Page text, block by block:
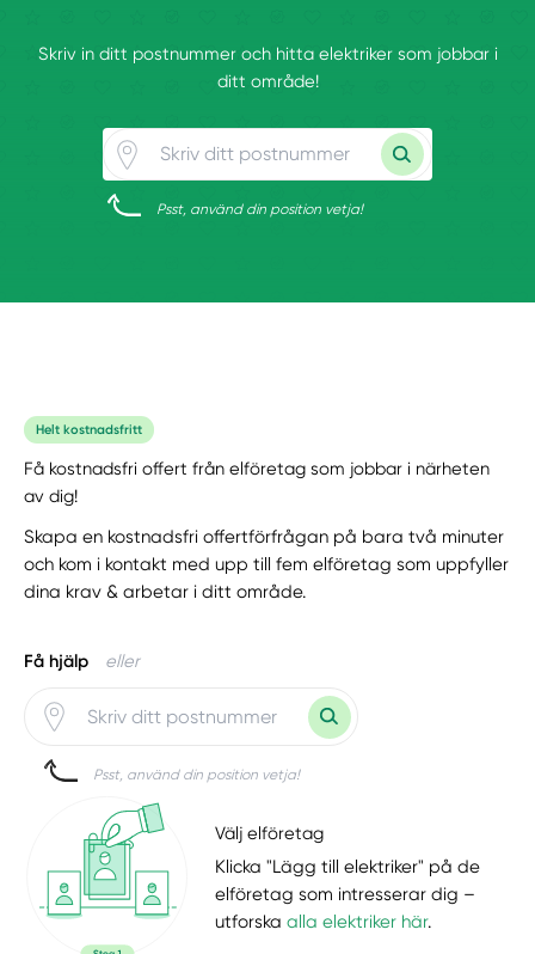
Skriv in ditt postnummer och hitta elektriker som jobbar i
ditt område!
Psst, använd din position vetja!
Helt kostnadsfritt
Få kostnadsfri offert från elföretag som jobbar i närheten
av dig!
Skapa en kostnadsfri offertförfrågan på bara två minuter
och kom i kontakt med upp till fem elföretag som uppfyller
dina krav & arbetar i ditt område.
Få hjälp eller
Psst, använd din position vetja!
Välj elföretag
Klicka "Lägg till elektriker" på de
elföretag som intresserar dig –
utforskaalla elektriker här.